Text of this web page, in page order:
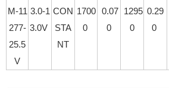
M-11
277-
25.5
V
3.0-1
3.0V
CON
STA
NT
1700
0
0.07
0
1295
0
0.29
0